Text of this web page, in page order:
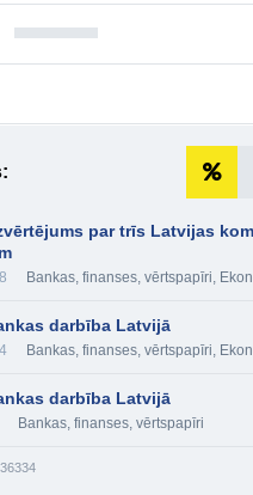
par trīs Latvijas
Bankas, finanses, vērtspapīri,
darbība Latvijā
Bankas, finanses, vērtspapīri,
darbība Latvijā
Bankas, finanses, vērtspapīri